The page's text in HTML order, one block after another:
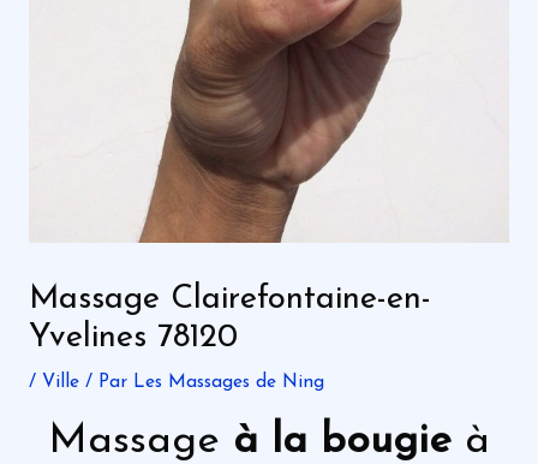
Massage Clairefontaine-en-
Yvelines 78120
/ Ville/ Par Les Massages de Ning
Massage à la bougie à